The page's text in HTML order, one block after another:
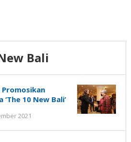
Bali
Promosikan
10 New Bali’
2021
Susanto